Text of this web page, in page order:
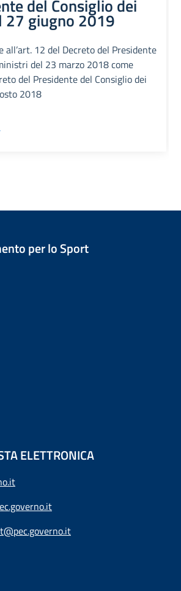
del Consiglio dei
27 giugno 2019
all’art. 12 del Decreto del Presidente
del 23 marzo 2018 come
del Presidente del Consiglio dei
2018
per lo Sport
ELETTRONICA